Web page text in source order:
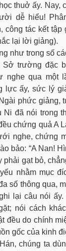
thuở ấy. Nay,
dễ hiểu!
công tác kết tập
lại lời giảng).
như trong số
Sở trường đặc
nghe qua một
lực ấy, sức lý
phức giảng,
Ni đã nói trong
chứng quả A
nghe, chứng
bảo: “A Nan!
phải gạt bỏ,
nhằm mục
số thông qua,
lại câu nói
nói cách
đều do chính
gốc của kinh
chúng ta